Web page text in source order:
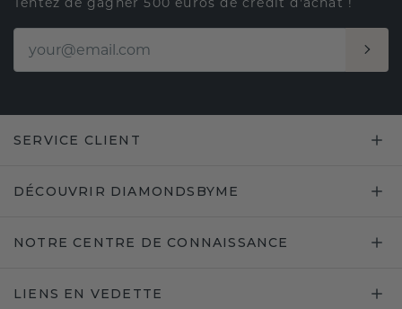
SERVICE CLIENT
DÉCOUVRIR DIAMONDSBYME
NOTRE CENTRE DE CONNAISSANCE
LIENS EN VEDETTE